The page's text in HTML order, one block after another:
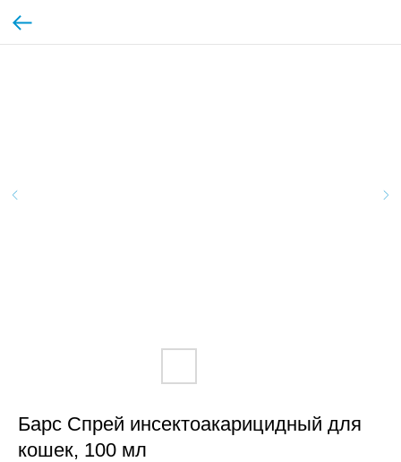
Барс Спрей инсектоакарицидный для
кошек, 100 мл